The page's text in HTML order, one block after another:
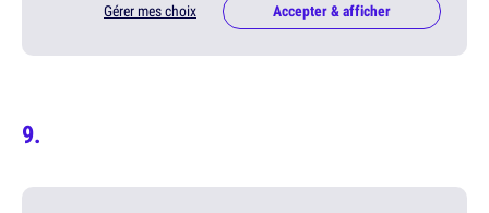
Gérer mes choix Accepter & afficher